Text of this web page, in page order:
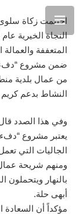
اختتمت زكاة سلوى
المتعففة
من عمال بلدية
النشاط بدعم كريم
وفي هذا الصدد
يعتبر مشروع
الجاليات التي
ومنهم شريحة
بالنهار
أبهى حلة.
مؤكداً أن